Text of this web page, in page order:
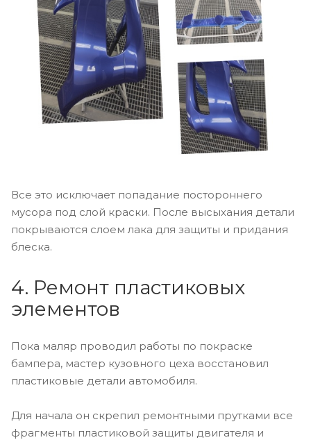
Все это исключает попадание постороннего
мусора под слой краски. После высыхания детали
покрываются слоем лака для защиты и придания
блеска.
4. Ремонт пластиковых
элементов
Пока маляр проводил работы по покраске
бампера, мастер кузовного цеха восстановил
пластиковые детали автомобиля.
Для начала он скрепил ремонтными прутками все
фрагменты пластиковой защиты двигателя и